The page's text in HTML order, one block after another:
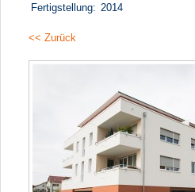
Fertigstellung: 2014
<< Zurück